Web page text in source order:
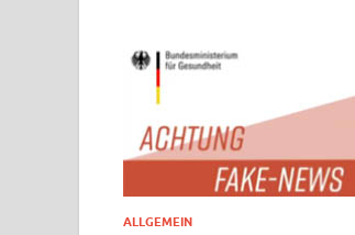
ALLGEMEIN